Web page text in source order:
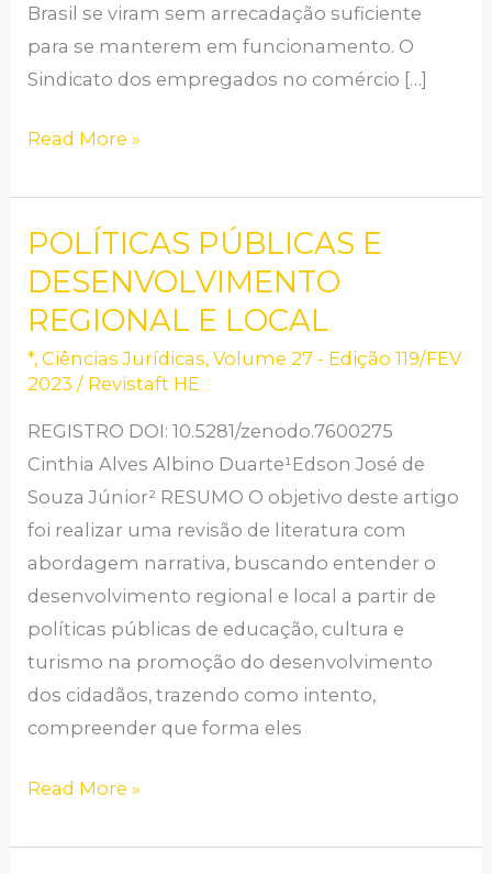
Brasil se viram sem arrecadação suficiente
para se manterem em funcionamento. O
Sindicato dos empregados no comércio […]
Read More »
POLÍTICAS PÚBLICAS E
DESENVOLVIMENTO
REGIONAL E LOCAL
*,Ciências Jurídicas,Volume 27 - Edição 119/FEV
2023 / Revistaft HE
REGISTRO DOI: 10.5281/zenodo.7600275
Cinthia Alves Albino Duarte¹Edson José de
Souza Júnior² RESUMO O objetivo deste artigo
foi realizar uma revisão de literatura com
abordagem narrativa, buscando entender o
desenvolvimento regional e local a partir de
políticas públicas de educação, cultura e
turismo na promoção do desenvolvimento
dos cidadãos, trazendo como intento,
compreender que forma eles
POLÍTICAS
PÚBLICAS
E
REGIONAL
LOCAL
Read More »